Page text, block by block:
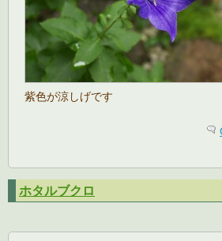
紫色が涼しげです
ホタルブクロ